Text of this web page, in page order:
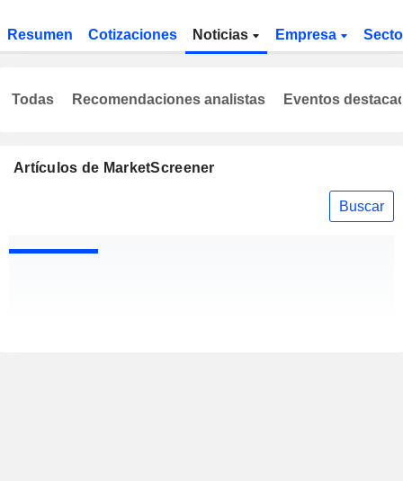
Resumen Cotizaciones Noticias Empresa
Artículos de MarketScreener
Buscar
Todas Recomendaciones analistas Eventos